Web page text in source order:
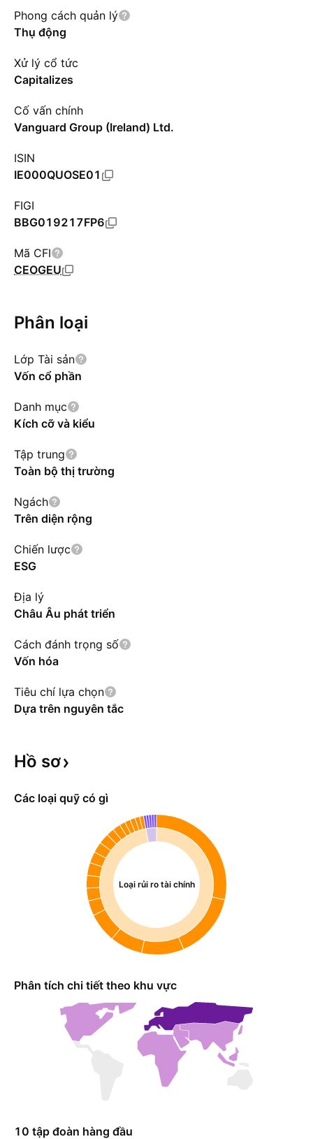
Phong cách quản lý
Thụ động
Xử lý cổ tức
Capitalizes
Cố vấn chính
Vanguard Group (Ireland) Ltd.
ISIN
IE000QUOSE01
FIGI
BBG019217FP6
Mã CFI
CEOGEU
Phân loại
Lớp Tài sản
Vốn cổ phần
Danh mục
Kích cỡ và kiểu
Tập trung
Toàn bộ thị trường
Ngách
Trên diện rộng
Chiến lược
ESG
Địa lý
Châu Âu phát triển
Cách đánh trọng số
Vốn hóa
Tiêu chí lựa chọn
Dựa trên nguyên tắc
Hồ sơ
Các loại quỹ có gì
Loại rủi ro tài chính
Phân tích chi tiết theo khu vực
10 tập đoàn hàng đầu